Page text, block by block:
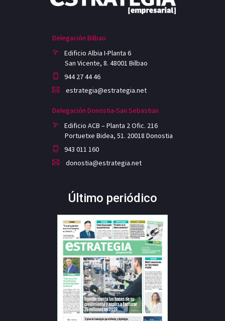
Delegación Bilbao
Edificio Albia I-Planta 6
San Vicente, 8. 48001 Bilbao
944 27 44 46
estrategia@estrategia.net
Delegación Donostia-San Sebastian
Edificio ACB – Planta 2 Ofic. 216
Portuetxe Bidea, 51. 20018 Donostia
943 011 160
donostia@estrategia.net
Último periódico